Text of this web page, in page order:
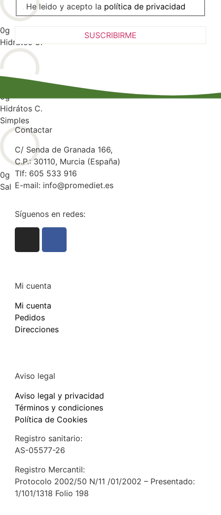
0g
Hidratos C.
0g
Hidrátos C.
Simples
0g
Sal
He leido y acepto la política de privacidad
Contactar
C/ Senda de Granada 166,
C.P.: 30110, Murcia (España)
Tlf: 605 533 916
E-mail: info@promediet.es
Síguenos en redes:
Mi cuenta
Mi cuenta
Pedidos
Direcciones
Aviso legal
Aviso legal y privacidad
Términos y condiciones
Política de Cookies
Registro sanitario:
AS-05577-26
Registro Mercantil:
Protocolo 2002/50 N/11 /01/2002 – Presentado:
1/101/1318 Folio 198